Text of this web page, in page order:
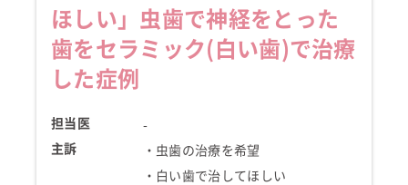
ほしい」
虫歯で神経をとった
歯をセラミック(白い歯)で治療
した症例
担当医
-
主訴
・虫歯の治療を希望
・白い歯で治してほしい